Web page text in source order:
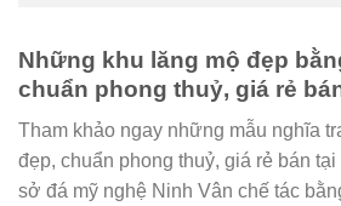
Những khu lăng mộ đẹp
chuẩn phong thuỷ, giá rẻ
Tham khảo ngay những mẫu nghĩa
đẹp, chuẩn phong thuỷ, giá rẻ bán
sở đá mỹ nghệ Ninh Vân chế tác